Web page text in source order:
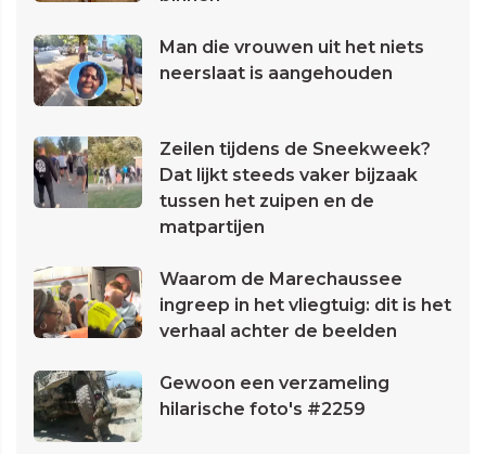
Man die vrouwen uit het niets
neerslaat is aangehouden
Zeilen tijdens de Sneekweek?
Dat lijkt steeds vaker bijzaak
tussen het zuipen en de
matpartijen
Waarom de Marechaussee
ingreep in het vliegtuig: dit is het
verhaal achter de beelden
Gewoon een verzameling
hilarische foto's #2259